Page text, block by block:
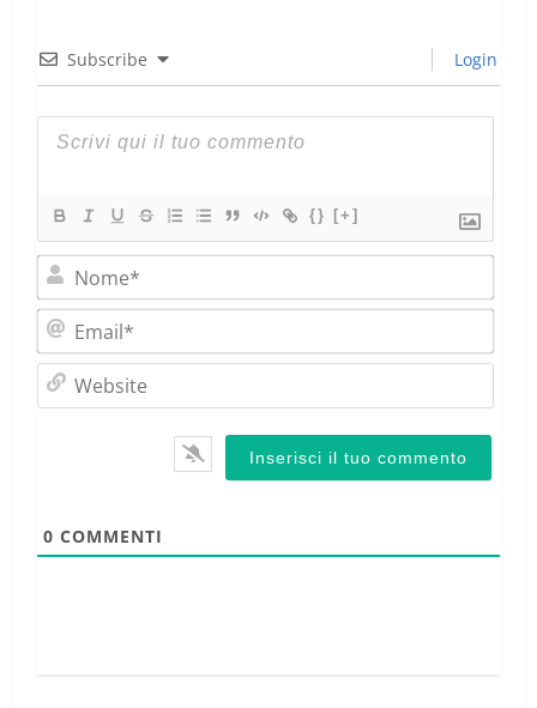
Subscribe Login
{} [+]
0 COMMENTI